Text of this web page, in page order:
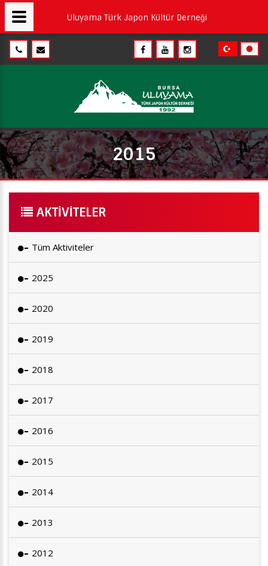
2015
AKTIVITELER
Tüm Aktiviteler
2025
2020
2019
2018
2017
2016
2015
2014
2013
2012
Uluyama Türk Japon Kültür Derneği